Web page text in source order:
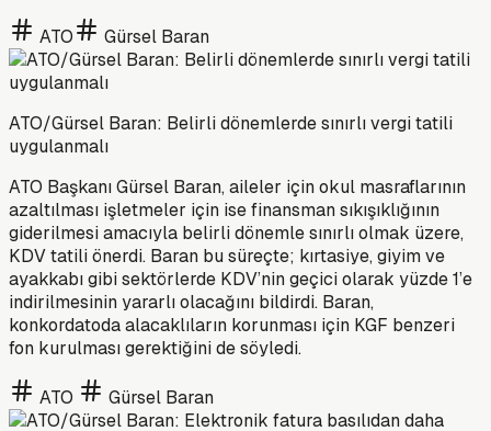
ATO Gürsel Baran
ATO/Gürsel Baran: Belirli dönemlerde sınırlı vergi tatili
uygulanmalı
ATO Başkanı Gürsel Baran, aileler için okul masraflarının
azaltılması işletmeler için ise finansman sıkışıklığının
giderilmesi amacıyla belirli dönemle sınırlı olmak üzere,
KDV tatili önerdi. Baran bu süreçte; kırtasiye, giyim ve
ayakkabı gibi sektörlerde KDV’nin geçici olarak yüzde 1’e
indirilmesinin yararlı olacağını bildirdi. Baran,
konkordatoda alacaklıların korunması için KGF benzeri
fon kurulması gerektiğini de söyledi.
ATO Gürsel Baran